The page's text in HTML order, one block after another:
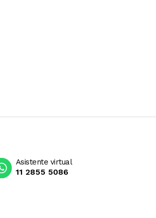
Asistente virtual
11 2855 5086